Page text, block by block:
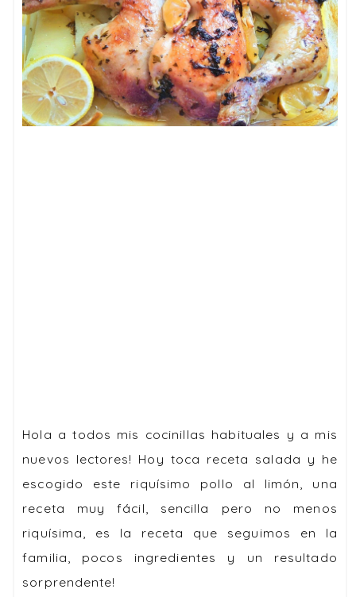
Hola a todos mis cocinillas habituales y a mis
nuevos lectores! Hoy toca receta salada y he
escogido este riquísimo pollo al limón, una
receta muy fácil, sencilla pero no menos
riquísima, es la receta que seguimos en la
familia, pocos ingredientes y un resultado
sorprendente!